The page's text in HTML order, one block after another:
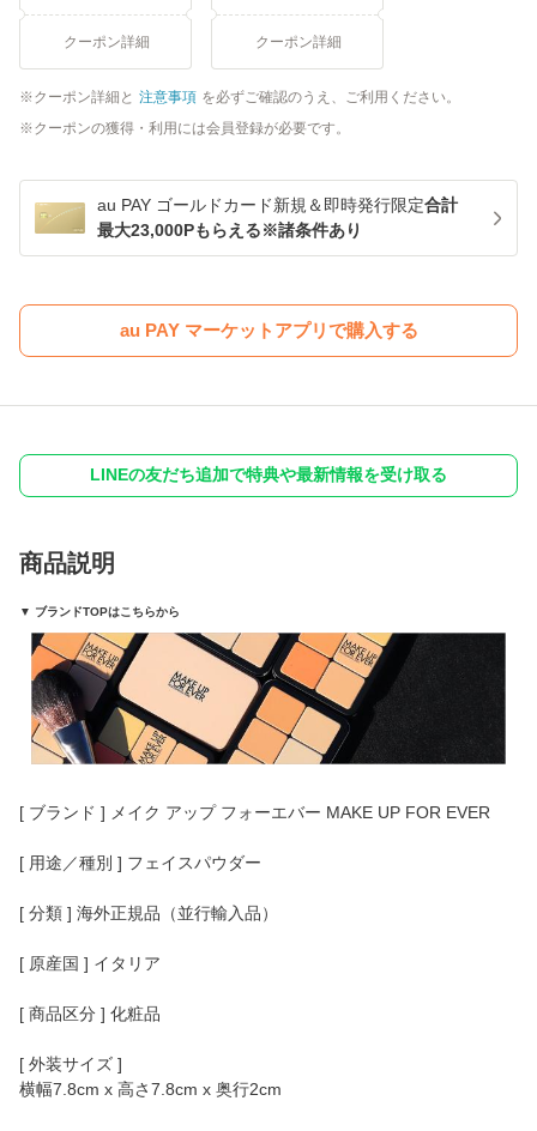
クーポン詳細 クーポン詳細
クーポン詳細と 注意事項 を必ずご確認のうえ、ご利用ください。
クーポンの獲得・利用には会員登録が必要です。
au PAY ゴールドカード新規＆即時発行限定合計
最大23,000Pもらえる※諸条件あり
au PAY マーケットアプリで購入する
LINEの友だち追加で特典や最新情報を受け取る
商品説明
▼ ブランドTOPはこちらから
[ ブランド ] メイク アップ フォーエバー MAKE UP FOR EVER
[ 用途／種別 ] フェイスパウダー
[ 分類 ] 海外正規品（並行輸入品）
[ 原産国 ] イタリア
[ 商品区分 ] 化粧品
[ 外装サイズ ]
横幅7.8cm x 高さ7.8cm x 奥行2cm